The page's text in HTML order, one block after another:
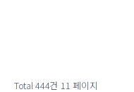
Total 444건 11 페이지